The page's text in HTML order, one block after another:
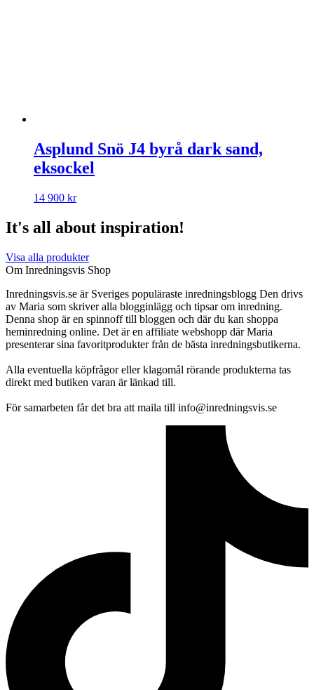
Asplund Snö J4 byrå dark sand,
eksockel
14 900 kr
It's all about inspiration!
Visa alla produkter
Om Inredningsvis Shop
Inredningsvis.se är Sveriges populäraste inredningsblogg Den drivs
av Maria som skriver alla blogginlägg och tipsar om inredning.
Denna shop är en spinnoff till bloggen och där du kan shoppa
heminredning online. Det är en affiliate webshopp där Maria
presenterar sina favoritprodukter från de bästa inredningsbutikerna.
Alla eventuella köpfrågor eller klagomål rörande produkterna tas
direkt med butiken varan är länkad till.
För samarbeten får det bra att maila till info@inredningsvis.se